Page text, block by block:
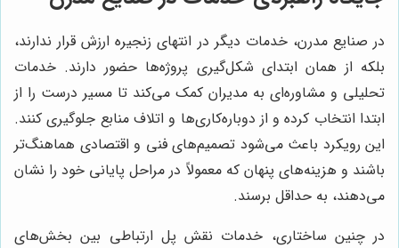
در صنایع مدرن، خدمات دیگر در انتهای زنجیره ارزش قرار ندارند،
بلکه از همان ابتدای شکل‌گیری پروژه‌ها حضور دارند. خدمات
تحلیلی و مشاوره‌ای به مدیران کمک می‌کند تا مسیر درست را از
ابتدا انتخاب کرده و از دوباره‌کاری‌ها و اتلاف منابع جلوگیری کنند.
این رویکرد باعث می‌شود تصمیم‌های فنی و اقتصادی هماهنگ‌تر
باشند و هزینه‌های پنهان که معمولاً در مراحل پایانی خود را نشان
می‌دهند، به حداقل برسند.
در چنین ساختاری، خدمات نقش پل ارتباطی بین بخش‌های